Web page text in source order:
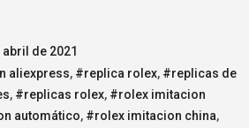
abril de 2021
aliexpress, #replica rolex, #replicas de
, #replicas rolex, #rolex imitacion
automático, #rolex imitacion china,